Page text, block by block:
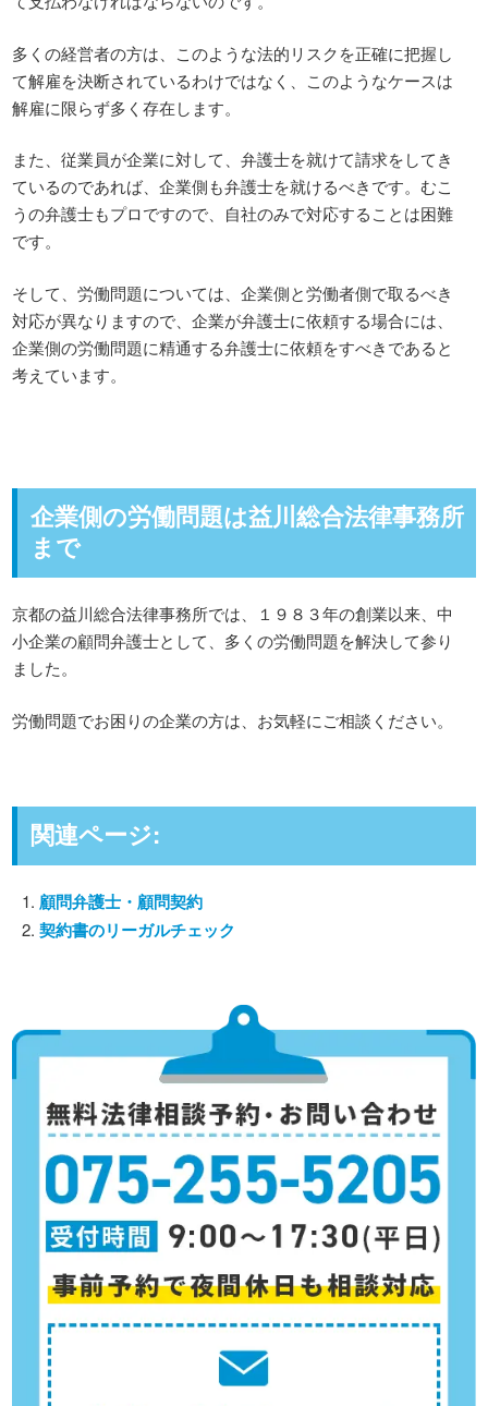
多くの経営者の方は、このような法的リスクを正確に把握し
て解雇を決断されているわけではなく、このようなケースは
解雇に限らず多く存在します。
また、従業員が企業に対して、弁護士を就けて請求をしてき
ているのであれば、企業側も弁護士を就けるべきです。むこ
うの弁護士もプロですので、自社のみで対応することは困難
です。
そして、労働問題については、企業側と労働者側で取るべき
対応が異なりますので、企業が弁護士に依頼する場合には、
企業側の労働問題に精通する弁護士に依頼をすべきであると
考えています。
企業側の労働問題は益川総合法律事務所
まで
京都の益川総合法律事務所では、１９８３年の創業以来、中
小企業の顧問弁護士として、多くの労働問題を解決して参り
ました。
労働問題でお困りの企業の方は、お気軽にご相談ください。
関連ページ:
顧問弁護士・顧問契約
契約書のリーガルチェック